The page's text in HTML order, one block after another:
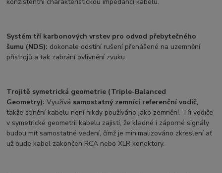
Systém tří karbonových vrstev pro odvod přebytečného
šumu (NDS): dokonale odstíní rušení přenášené na uzemnění
přístrojů a tak zabrání ovlivnění zvuku.
Trojitě symetrická geometrie (Triple-Balanced
Geometry): Využívá samostatný zemnící referenční vodič,
takže stínění kabelu není nikdy používáno jako zemnění. Tři vodiče
v symetrické geometrii kabelu zajistí, že kladné i záporné signály
budou mít samostatné vedení, čímž je minimalizováno zkreslení ať
už bude kabel zakončen RCA nebo XLR konektory.